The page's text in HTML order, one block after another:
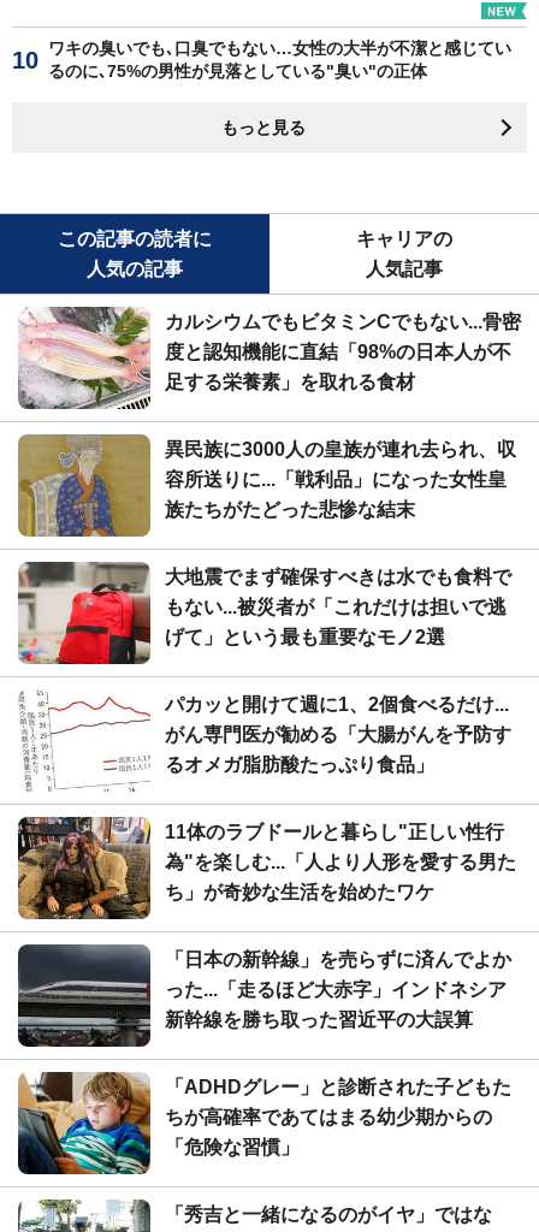
ワキの臭いでも､口臭でもない…女性の大半が不潔と感じてい
るのに､75%の男性が見落としている"臭い"の正体
もっと見る
この記事の読者に
人気の記事
キャリアの
人気記事
カルシウムでもビタミンCでもない...骨密
度と認知機能に直結「98%の日本人が不
足する栄養素」を取れる食材
異民族に3000人の皇族が連れ去られ、収
容所送りに...「戦利品」になった女性皇
族たちがたどった悲惨な結末
大地震でまず確保すべきは水でも食料で
もない...被災者が「これだけは担いで逃
げて」という最も重要なモノ2選
パカッと開けて週に1、2個食べるだけ...
がん専門医が勧める「大腸がんを予防す
るオメガ脂肪酸たっぷり食品」
11体のラブドールと暮らし"正しい性行
為"を楽しむ...「人より人形を愛する男た
ち」が奇妙な生活を始めたワケ
「日本の新幹線」を売らずに済んでよか
った...「走るほど大赤字」インドネシア
新幹線を勝ち取った習近平の大誤算
「ADHDグレー」と診断された子どもた
ちが高確率であてはまる幼少期からの
「危険な習慣」
「秀吉と一緒になるのがイヤ」ではな